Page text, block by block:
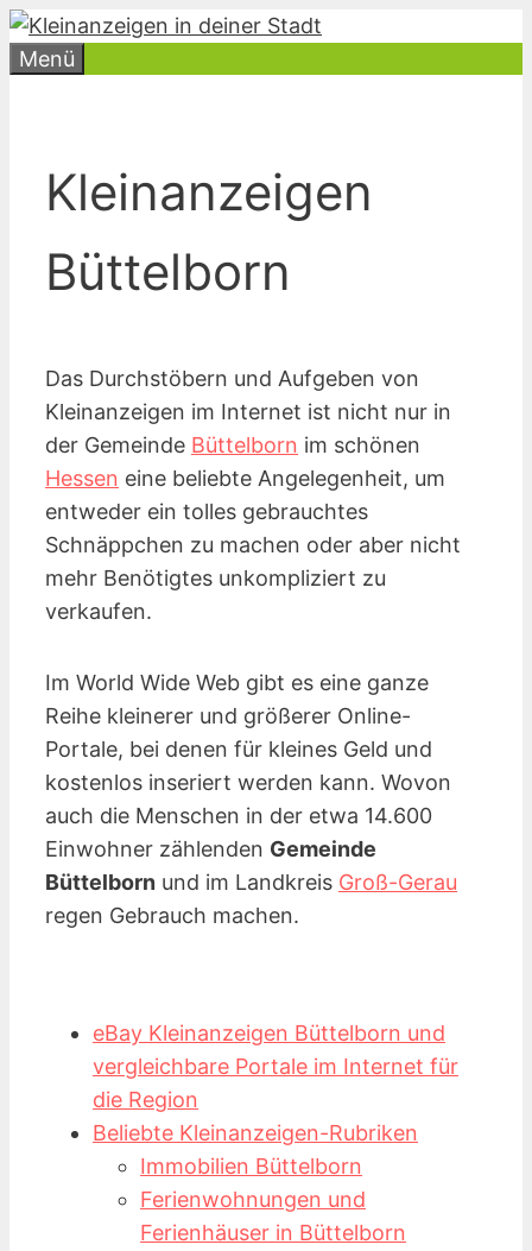
Zum
Inhalt
Menü
Kleinanzeigen
Büttelborn
Das Durchstöbern und Aufgeben von
Kleinanzeigen im Internet ist nicht nur in
der Gemeinde Büttelborn im schönen
Hessen eine beliebte Angelegenheit, um
entweder ein tolles gebrauchtes
Schnäppchen zu machen oder aber nicht
mehr Benötigtes unkompliziert zu
verkaufen.
Im World Wide Web gibt es eine ganze
Reihe kleinerer und größerer Online-
Portale, bei denen für kleines Geld und
kostenlos inseriert werden kann. Wovon
auch die Menschen in der etwa 14.600
Einwohner zählenden Gemeinde
Büttelborn und im Landkreis Groß-Gerau
regen Gebrauch machen.
eBay Kleinanzeigen Büttelborn und
vergleichbare Portale im Internet für
die Region
Beliebte Kleinanzeigen-Rubriken
Immobilien Büttelborn
Ferienwohnungen und
Ferienhäuser in Büttelborn